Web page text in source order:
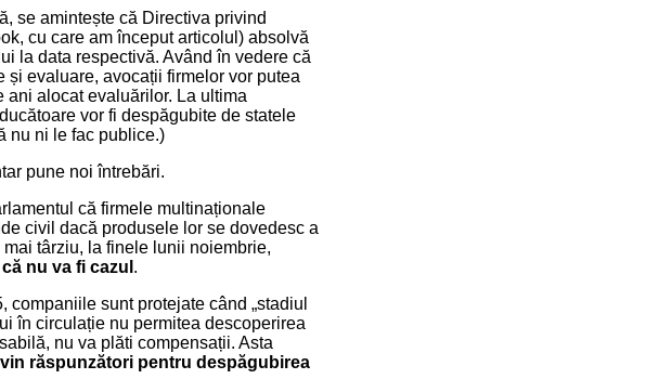
se amintește că Directiva privind
cu care am început articolul) absolvă
la data respectivă. Având în vedere că
evaluare, avocații firmelor vor putea
alocat evaluărilor. La ultima
vor fi despăgubite de statele
nu ni le fac publice.)
pune noi întrebări.
că firmele multinaționale
civil dacă produsele lor se dovedesc a
târziu, la finele lunii noiembrie,
nu va fi cazul .
sunt protejate când „stadiul
în circulație nu permitea descoperirea
nu va plăti compensații. Asta
răspunzători pentru despăgubirea